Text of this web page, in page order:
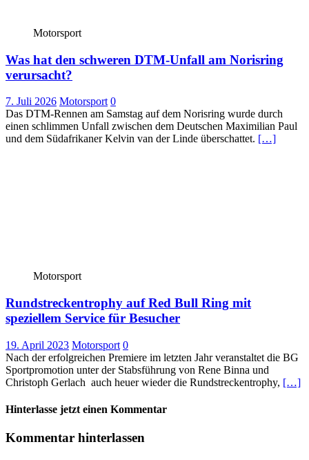
Motorsport
Was hat den schweren DTM-Unfall am Norisring
verursacht?
7. Juli 2026 Motorsport 0
Das DTM-Rennen am Samstag auf dem Norisring wurde durch
einen schlimmen Unfall zwischen dem Deutschen Maximilian Paul
und dem Südafrikaner Kelvin van der Linde überschattet. […]
Motorsport
Rundstreckentrophy auf Red Bull Ring mit
speziellem Service für Besucher
19. April 2023 Motorsport 0
Nach der erfolgreichen Premiere im letzten Jahr veranstaltet die BG
Sportpromotion unter der Stabsführung von Rene Binna und
Christoph Gerlach auch heuer wieder die Rundstreckentrophy, […]
Hinterlasse jetzt einen Kommentar
Kommentar hinterlassen